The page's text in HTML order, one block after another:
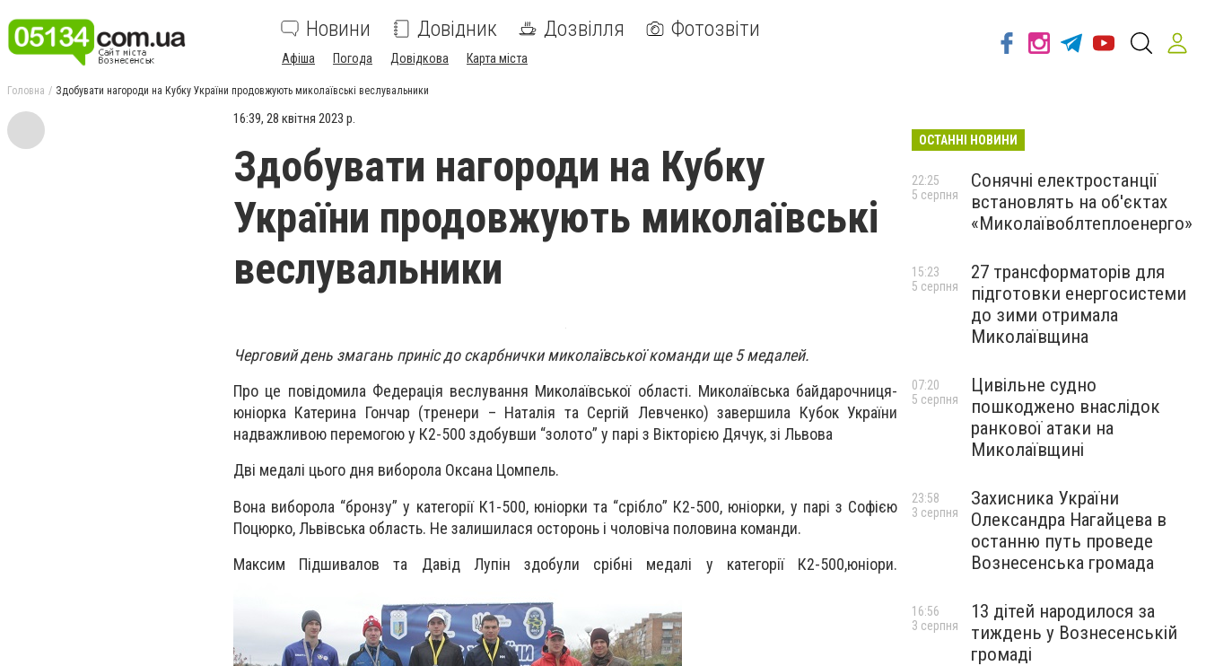
Новини Довідник Дозвілля Фотозвіти
Афіша Погода Довідкова Карта міста
Головна Здобувати нагороди на Кубку України продовжують миколаївські веслувальники
16:39, 28 квітня 2023 р.
Здобувати нагороди на Кубку
України продовжують миколаївські
веслувальники
Черговий день змагань приніс до скарбнички миколаївської команди ще 5 медалей.
Про це повідомила Федерація веслування Миколаївської області. Миколаївська байдарочниця-
юніорка Катерина Гончар (тренери – Наталія та Сергій Левченко) завершила Кубок України
надважливою перемогою у К2-500 здобувши “золото” у парі з Вікторією Дячук, зі Львова
Дві медалі цього дня виборола Оксана Цомпель.
Вона виборола “бронзу” у категорії К1-500, юніорки та “срібло” К2-500, юніорки, у парі з Софією
Поцюрко, Львівська область. Не залишилася осторонь і чоловіча половина команди.
Максим Підшивалов та Давід Лупін здобули срібні медалі у категорії К2-500,юніори.
ОСТАННІ НОВИНИ
Сонячні електростанції
встановлять на об'єктах
«Миколаївоблтеплоенерго»
22:25
5 серпня
27 трансформаторів для
підготовки енергосистеми
до зими отримала
Миколаївщина
15:23
5 серпня
Цивільне судно
пошкоджено внаслідок
ранкової атаки на
Миколаївщині
07:20
5 серпня
Захисника України
Олександра Нагайцева в
останню путь проведе
Вознесенська громада
23:58
3 серпня
13 дітей народилося за
тиждень у Вознесенській
громаді
16:56
3 серпня